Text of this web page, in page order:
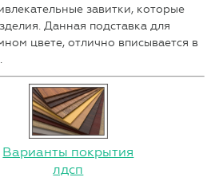
завитки, которые
Данная подставка для
цвете, отлично вписывается в
Варианты покрытия
лдсп